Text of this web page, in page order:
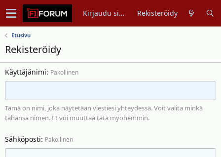
Kirjaudu sisään Rekisteröidy
Etusivu
Rekisteröidy
Käyttäjänimi Pakollinen
Tämä on nimi, joka näytetään viestiesi yhteydessä. Voit valita minkä
tahansa nimen. Et voi muuttaa tätä myöhemmin.
Sähköposti Pakollinen